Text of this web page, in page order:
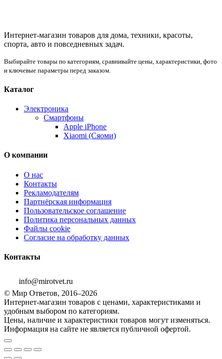
Интернет-магазин товаров для дома, техники, красоты,
спорта, авто и повседневных задач.
Выбирайте товары по категориям, сравнивайте цены, характеристики, фото
и ключевые параметры перед заказом.
Каталог
Электроника
Смартфоны
Apple iPhone
Xiaomi (Сяоми)
О компании
О нас
Контакты
Рекламодателям
Партнёрская информация
Пользовательское соглашение
Политика персональных данных
Файлы cookie
Согласие на обработку данных
Контакты
info@mirotvet.ru
© Мир Ответов, 2016–2026
Интернет-магазин товаров с ценами, характеристиками и
удобным выбором по категориям.
Цены, наличие и характеристики товаров могут изменяться.
Информация на сайте не является публичной офертой.